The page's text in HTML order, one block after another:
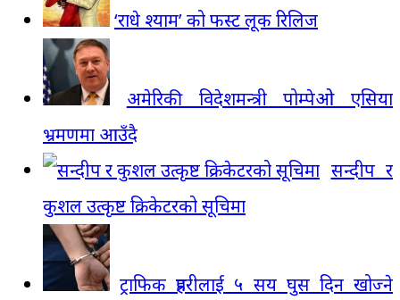
‘राधे श्याम’ को फस्ट लूक रिलिज
अमेरिकी विदेशमन्त्री पोम्पेओ एसिया
भ्रमणमा आउँदै
सन्दीप र
कुशल उत्कृष्ट क्रिकेटरको सूचिमा
ट्राफिक प्रहरीलाई ५ सय घुस दिन खोज्ने